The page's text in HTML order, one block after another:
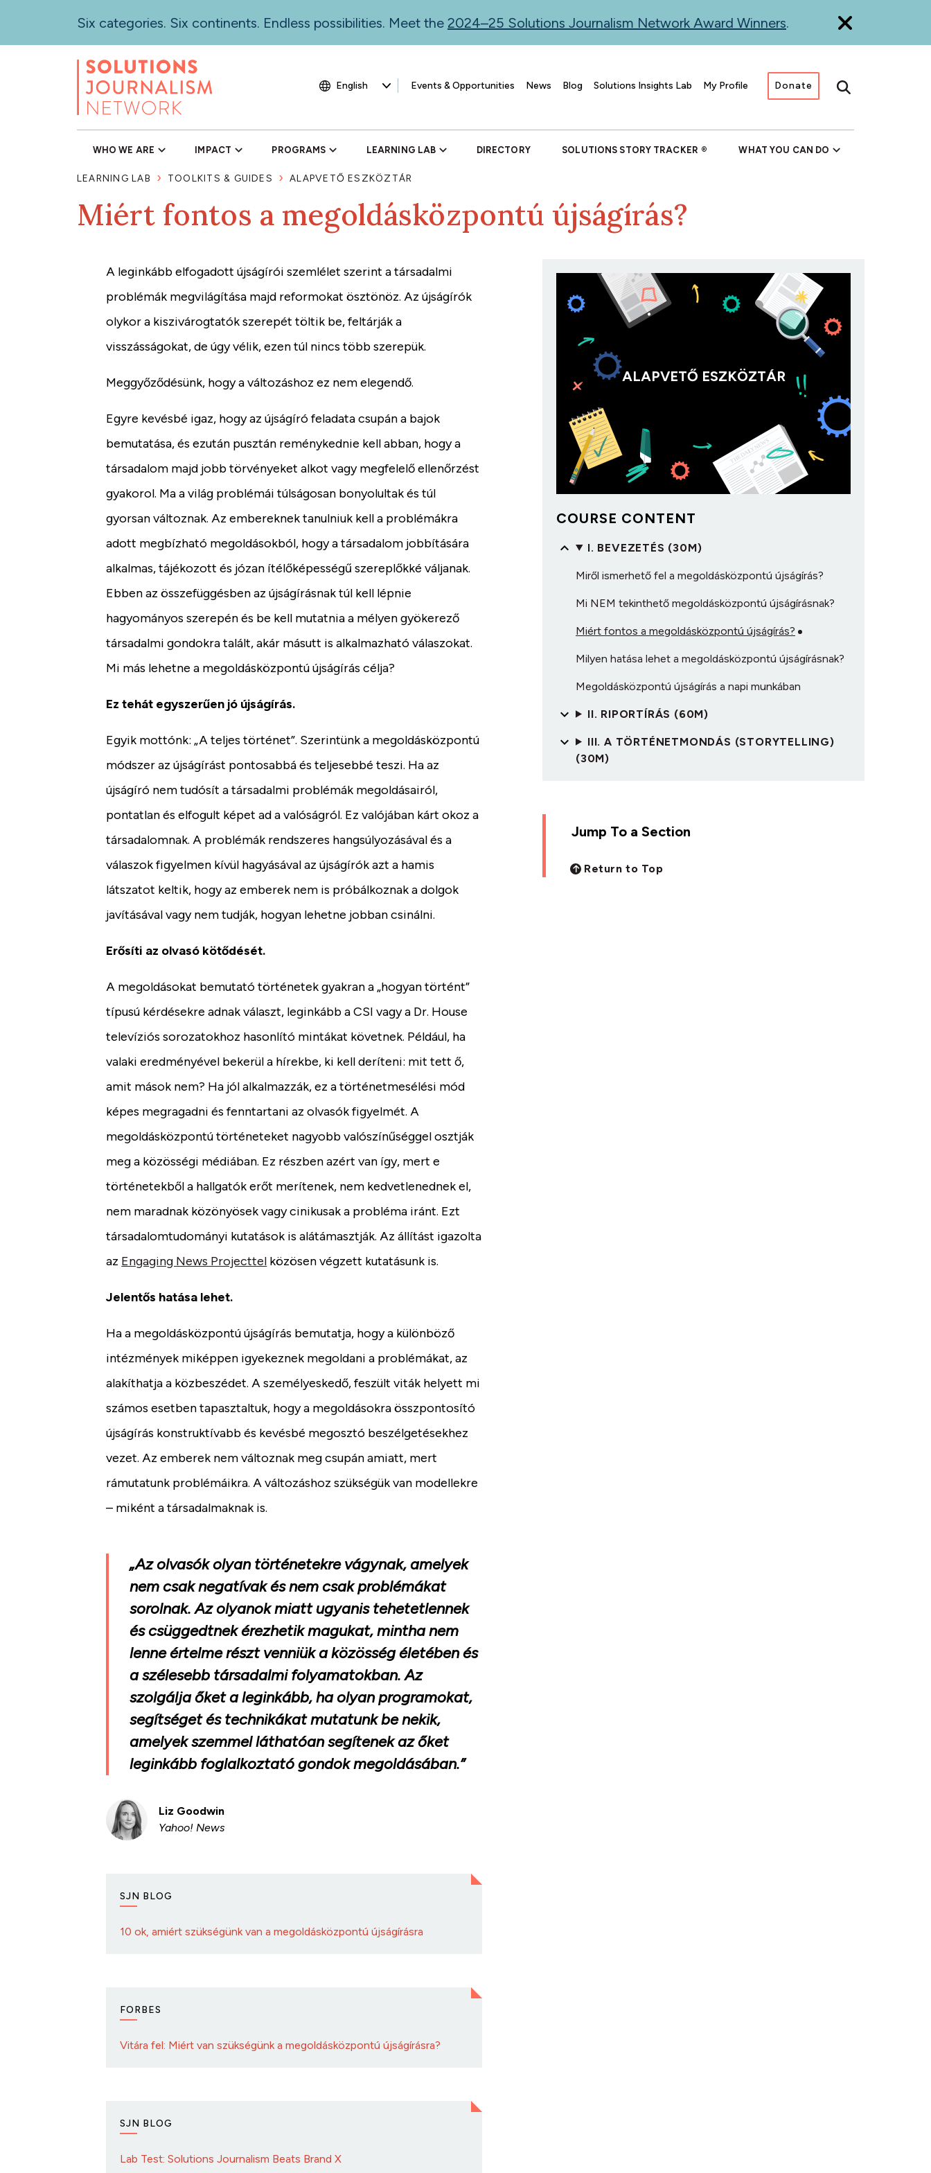
Six categories. Six continents. Endless possibilities. Meet the 2024–25 Solutions Journalism Network Award Winners.
Events & Opportunities News Blog Solutions Insights Lab My Profile Donate
Search
WHO WE ARE IMPACT PROGRAMS LEARNING LAB DIRECTORY SOLUTIONS STORY TRACKER WHAT YOU CAN DO
LEARNING LAB TOOLKITS & GUIDES ALAPVETŐ ESZKÖZTÁR
Miért fontos a megoldásközpontú újságírás?
ALAPVETŐ ESZKÖZTÁR
COURSE CONTENT
I. BEVEZETÉS (30M)
Miről ismerhető fel a megoldásközpontú újságírás?
Mi NEM tekinthető megoldásközpontú újságírásnak?
Miért fontos a megoldásközpontú újságírás?
Milyen hatása lehet a megoldásközpontú újságírásnak?
Megoldásközpontú újságírás a napi munkában
II. RIPORTÍRÁS (60M)
III. A TÖRTÉNETMONDÁS (STORYTELLING)
(30M)
Jump To a Section
Return to Top
A leginkább elfogadott újságírói szemlélet szerint a társadalmi
problémák megvilágítása majd reformokat ösztönöz. Az újságírók
olykor a kiszivárogtatók szerepét töltik be, feltárják a
visszásságokat, de úgy vélik, ezen túl nincs több szerepük.
Meggyőződésünk, hogy a változáshoz ez nem elegendő.
Egyre kevésbé igaz, hogy az újságíró feladata csupán a bajok
bemutatása, és ezután pusztán reménykednie kell abban, hogy a
társadalom majd jobb törvényeket alkot vagy megfelelő ellenőrzést
gyakorol. Ma a világ problémái túlságosan bonyolultak és túl
gyorsan változnak. Az embereknek tanulniuk kell a problémákra
adott megbízható megoldásokból, hogy a társadalom jobbítására
alkalmas, tájékozott és józan ítélőképességű szereplőkké váljanak.
Ebben az összefüggésben az újságírásnak túl kell lépnie
hagyományos szerepén és be kell mutatnia a mélyen gyökerező
társadalmi gondokra talált, akár másutt is alkalmazható válaszokat.
Mi más lehetne a megoldásközpontú újságírás célja?
Ez tehát egyszerűen jó újságírás.
Egyik mottónk: „A teljes történet”. Szerintünk a megoldásközpontú
módszer az újságírást pontosabbá és teljesebbé teszi. Ha az
újságíró nem tudósít a társadalmi problémák megoldásairól,
pontatlan és elfogult képet ad a valóságról. Ez valójában kárt okoz a
társadalomnak. A problémák rendszeres hangsúlyozásával és a
válaszok figyelmen kívül hagyásával az újságírók azt a hamis
látszatot keltik, hogy az emberek nem is próbálkoznak a dolgok
javításával vagy nem tudják, hogyan lehetne jobban csinálni.
Erősíti az olvasó kötődését.
A megoldásokat bemutató történetek gyakran a „hogyan történt”
típusú kérdésekre adnak választ, leginkább a CSI vagy a Dr. House
televíziós sorozatokhoz hasonlító mintákat követnek. Például, ha
valaki eredményével bekerül a hírekbe, ki kell deríteni: mit tett ő,
amit mások nem? Ha jól alkalmazzák, ez a történetmesélési mód
képes megragadni és fenntartani az olvasók figyelmét. A
megoldásközpontú történeteket nagyobb valószínűséggel osztják
meg a közösségi médiában. Ez részben azért van így, mert e
történetekből a hallgatók erőt merítenek, nem kedvetlenednek el,
nem maradnak közönyösek vagy cinikusak a probléma iránt. Ezt
társadalomtudományi kutatások is alátámasztják. Az állítást igazolta
az Engaging News Projecttel közösen végzett kutatásunk is.
Jelentős hatása lehet.
Ha a megoldásközpontú újságírás bemutatja, hogy a különböző
intézmények miképpen igyekeznek megoldani a problémákat, az
alakíthatja a közbeszédet. A személyeskedő, feszült viták helyett mi
számos esetben tapasztaltuk, hogy a megoldásokra összpontosító
újságírás konstruktívabb és kevésbé megosztó beszélgetésekhez
vezet. Az emberek nem változnak meg csupán amiatt, mert
rámutatunk problémáikra. A változáshoz szükségük van modellekre
– miként a társadalmaknak is.
„Az olvasók olyan történetekre vágynak, amelyek
nem csak negatívak és nem csak problémákat
sorolnak. Az olyanok miatt ugyanis tehetetlennek
és csüggedtnek érezhetik magukat, mintha nem
lenne értelme részt venniük a közösség életében és
a szélesebb társadalmi folyamatokban. Az
szolgálja őket a leginkább, ha olyan programokat,
segítséget és technikákat mutatunk be nekik,
amelyek szemmel láthatóan segítenek az őket
leginkább foglalkoztató gondok megoldásában.”
Liz Goodwin
Yahoo! News
SJN BLOG
10 ok, amiért szükségünk van a megoldásközpontú újságírásra
FORBES
Vitára fel: Miért van szükségünk a megoldásközpontú újságírásra?
SJN BLOG
Lab Test: Solutions Journalism Beats Brand X